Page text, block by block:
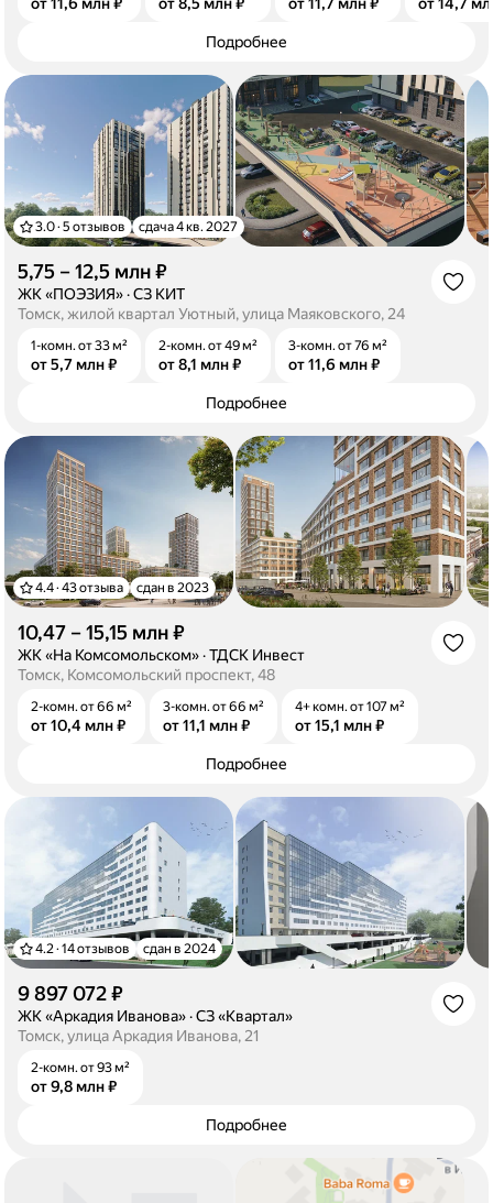
Подробнее
3.0 · 5 отзывов сдача 4 кв. 2027
5,75 – 12,5 млн ₽
ЖК «ПОЭЗИЯ»·СЗ КИТ
Томск, жилой квартал Уютный, улица Маяковского, 24
1-комн. от 33 м²
от 5,7 млн ₽
2-комн. от 49 м²
от 8,1 млн ₽
3-комн. от 76 м²
от 11,6 млн ₽
Подробнее
4.4 · 43 отзыва сдан в 2023
10,47 – 15,15 млн ₽
ЖК «На Комсомольском»·ТДСК Инвест
Томск, Комсомольский проспект, 48
2-комн. от 66 м²
от 10,4 млн ₽
3-комн. от 66 м²
от 11,1 млн ₽
4+ комн. от 107 м²
от 15,1 млн ₽
Подробнее
4.2 · 14 отзывов сдан в 2024
9 897 072 ₽
ЖК «Аркадия Иванова»·СЗ «Квартал»
Томск, улица Аркадия Иванова, 21
2-комн. от 93 м²
от 9,8 млн ₽
Подробнее